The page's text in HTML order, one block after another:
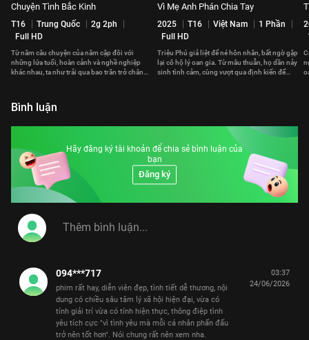
Chuyện Tình Bắc Kinh
T16 Trung Quốc
2g 2ph
Full HD
Từ năm câu chuyện của năm cặp đôi với
những lứa tuổi, hoàn cảnh và nghề nghiệp
khác nhau, ta như trải qua bao trăn trở chân
Vì Mẹ Anh Phán Chia Tay
2025 T16 Việt Nam
1 Phần
Full HD
Triệu Phú giả liệt để né hôn nhân, bất ngờ gặp
lại cô hộ lý oan gia. Từ mâu thuẫn, họ dần nảy
sinh tình cảm, cùng vượt qua định kiến để
Bình luận
Hãy đăng ký tài khoản để chia sẻ bình luận của
bạn
Đăng ký
094***717
phim rất hay, diễn viên đẹp, tình tiết dễ thương, nội
dung có chiều sâu tâm lý xã hội hiện đại, vừa có
tính giải trí vừa có tính hiện thực, thông điệp tình
yêu tích cực "vì tình yêu mà mỗi cá nhân phấn đấu
trở nên tốt hơn". Nói chung rất nên xem nha.
03:37
24/06/2026